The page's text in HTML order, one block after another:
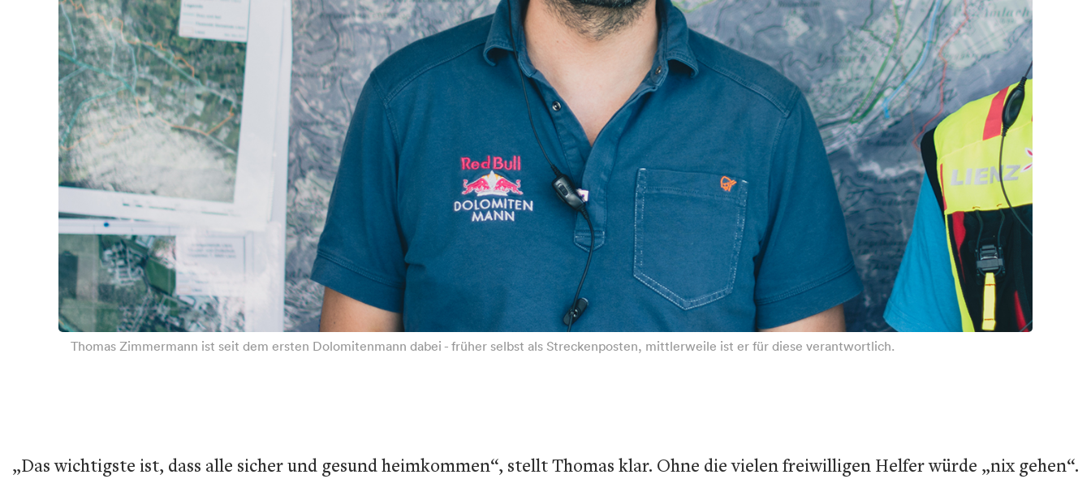
Thomas Zimmermann ist seit dem ersten Dolomitenmann dabei - früher selbst als Streckenposten, mittlerweile ist er für diese verantwortlich.
„Das wichtigste ist, dass alle sicher und gesund heimkommen“, stellt Thomas klar. Ohne die vielen freiwilligen Helfer würde „nix gehen“.